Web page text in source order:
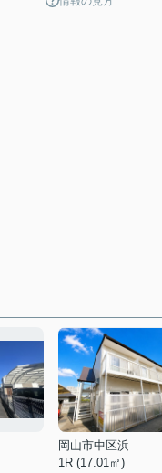
岡山市中区浜
1R (17.01㎡)